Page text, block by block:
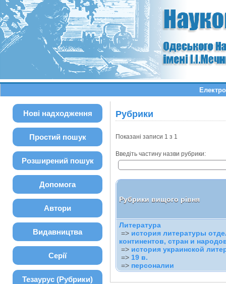
Нові надходження
Простий пошук
Розширений пошук
Допомога
Автори
Видавництва
Серії
Тезаурус (Рубрики)
Рубрики
Показані записи 1 з 1
Введіть частину назви рубрики:
Рубрики вищого рівня
Литература
=> история литературы
континентов, стран и
=> история украинской
=> 19 в.
=> персоналии